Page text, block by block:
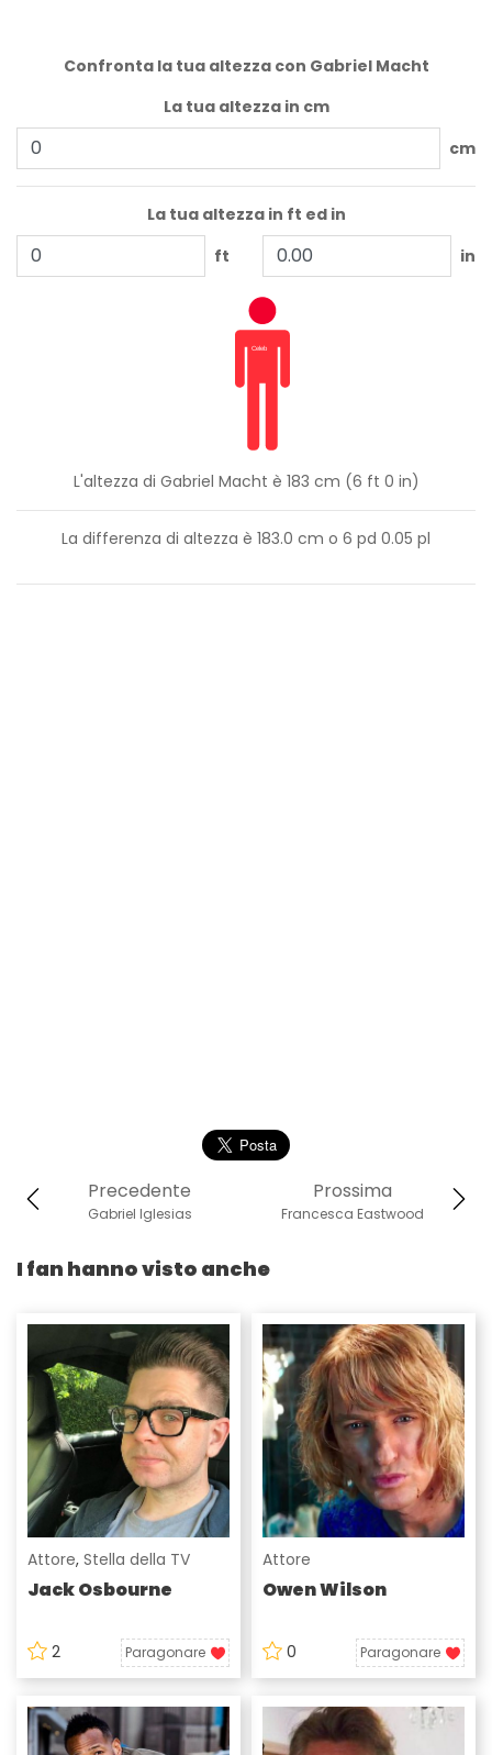
Confronta la tua altezza con Gabriel Macht
La tua altezza in cm
cm
La tua altezza in ft ed in
ft
in
L'altezza di Gabriel Macht è 183 cm (6 ft 0 in)
La differenza di altezza è 183.0 cm o 6 pd 0.05 pl
Prossima
Francesca Eastwood
Precedente
Gabriel Iglesias
I fan hanno visto anche
Attore, Stella della TV
Jack Osbourne
2 Paragonare
Attore
Owen Wilson
0 Paragonare